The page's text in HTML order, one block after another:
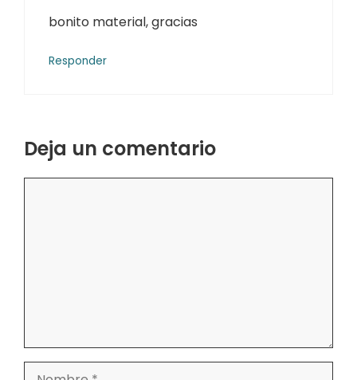
bonito material, gracias
Responder
Deja un comentario
Nombre